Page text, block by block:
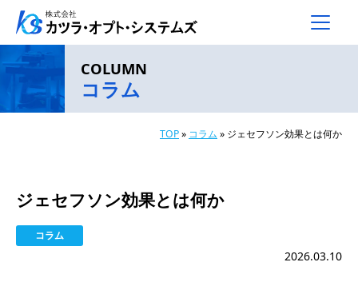
コンテンツへスキップ
メインナビゲーション
COLUMN
コラム
TOP» コラム » ジェセフソン効果とは何か
ジェセフソン効果とは何か
コラム
2026.03.10